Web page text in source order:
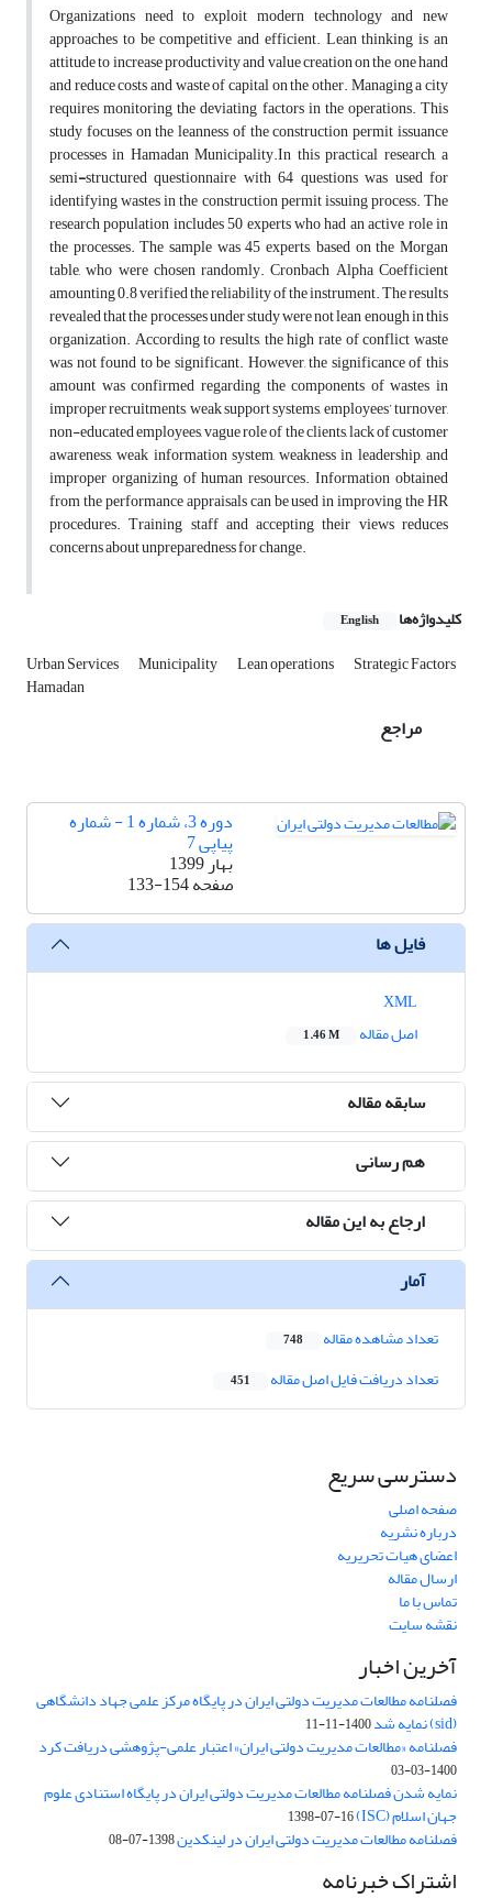
Organizations need to exploit modern technology and new
approaches to be competitive and efficient. Lean thinking is an
attitude to increase productivity and value creation on the one hand
and reduce costs and waste of capital on the other. Managing a city
requires monitoring the deviating factors in the operations. This
study focuses on the leanness of the construction permit issuance
processes in Hamadan Municipality.In this practical research, a
semi-structured questionnaire with 64 questions was used for
identifying wastes in the construction permit issuing process. The
research population includes 50 experts who had an active role in
the processes. The sample was 45 experts, based on the Morgan
table, who were chosen randomly. Cronbach Alpha Coefficient
amounting 0.8 verified the reliability of the instrument. The results
revealed that the processes under study were not lean enough in this
organization. According to results, the high rate of conflict waste
was not found to be significant. However, the significance of this
amount was confirmed regarding the components of wastes in
improper recruitments, weak support systems, employees’ turnover,
non-educated employees, vague role of the clients, lack of customer
awareness, weak information system, weakness in leadership, and
improper organizing of human resources. Information obtained
from the performance appraisals can be used in improving the HR
procedures. Training staff and accepting their views reduces
concerns about unpreparedness for change.
کلیدواژه‌ها English
Urban Services Municipality Lean operations Strategic Factors
Hamadan
مراجع
دوره 3، شماره 1 - شماره
پیاپی 7
بهار 1399
صفحه133-154
فایل ها
اصل مقاله
1.46 M
سابقه مقاله
هم رسانی
ارجاع به این مقاله
آمار
تعداد مشاهده مقاله 748
تعداد دریافت فایل اصل مقاله 451
دسترسی سریع
صفحه اصلی
درباره نشریه
اعضای هیات تحریریه
ارسال مقاله
تماس با ما
نقشه سایت
آخرین اخبار
فصلنامه مطالعات مدیریت دولتی ایران در پایگاه مرکز علمی جهاد دانشگاهی
(sid) نمایه شد 1400-11-11
فصلنامه «مطالعات مدیریت دولتی ایران» اعتبار علمی-پژوهشی دریافت کرد
1400-03-03
نمایه شدن فصلنامه مطالعات مدیریت دولتی ایران در پایگاه استنادی علوم
جهان اسلام (ISC) 1398-07-16
فصلنامه مطالعات مدیریت دولتی ایران در لینکدین1398-07-08
اشتراک خبرنامه